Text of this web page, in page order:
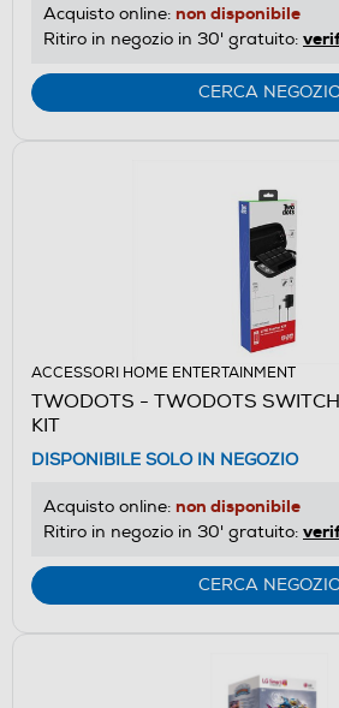
Acquisto online: non disponibile
Ritiro in negozio in 30' gratuito:
CERCA
ACCESSORI HOME ENTERTAINMENT
TWODOTS - TWODOTS
KIT
DISPONIBILE SOLO IN NEGOZIO
Acquisto online: non disponibile
Ritiro in negozio in 30' gratuito:
CERCA